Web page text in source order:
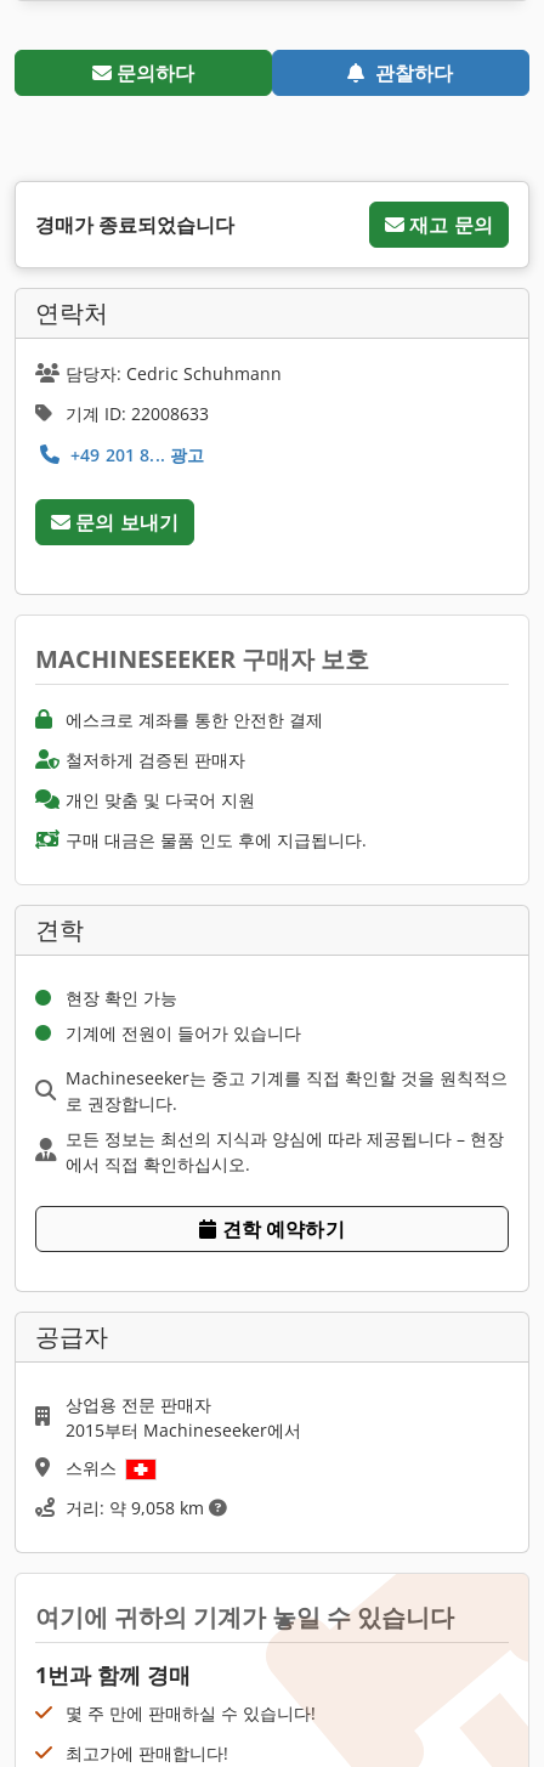
문의하다 관찰하다
경매가 종료되었습니다 재고 문의
연락처
담당자: Cedric Schuhmann
기계 ID: 22008633
+49 201 8... 광고
문의 보내기
MACHINESEEKER 구매자 보호
에스크로 계좌를 통한 안전한 결제
철저하게 검증된 판매자
개인 맞춤 및 다국어 지원
구매 대금은 물품 인도 후에 지급됩니다.
견학
현장 확인 가능
기계에 전원이 들어가 있습니다
Machineseeker는 중고 기계를 직접 확인할 것을 원칙적으
로 권장합니다.
모든 정보는 최선의 지식과 양심에 따라 제공됩니다 – 현장
에서 직접 확인하십시오.
견학 예약하기
공급자
상업용 전문 판매자
2015부터 Machineseeker에서
스위스
거리: 약 9,058 km
여기에 귀하의 기계가 놓일 수 있습니다
1번과 함께 경매
몇 주 만에 판매하실 수 있습니다!
최고가에 판매합니다!